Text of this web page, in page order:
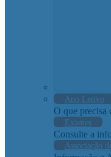
Ano Letivo
O que precisa
Exames
Consulte a
Associação